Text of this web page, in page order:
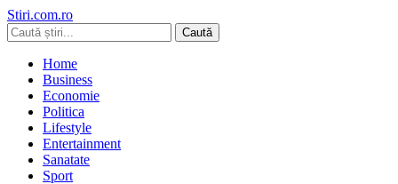
Stiri.com.ro
Caută
Home
Business
Economie
Politica
Lifestyle
Entertainment
Sanatate
Sport